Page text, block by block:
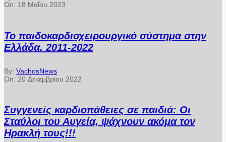
On: 18 Μαΐου 2023
Το παιδοκαρδιοχειρουργικό σύστημα στην
Ελλάδα. 2011-2022
By: VachosNews
On: 20 Δεκεμβρίου 2022
Συγγενείς καρδιοπάθειες σε παιδιά: Οι
Σταύλοι του Αυγεία, ψάχνουν ακόμα τον
Ηρακλή τους!!!